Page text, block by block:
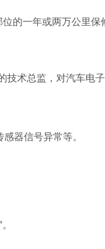
的一年或两万公里保
术总监，对汽车电
器信号异常等。